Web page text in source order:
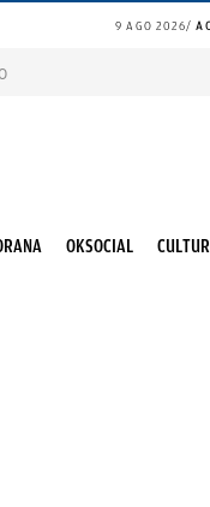
9 AGO 2026
gatos
OKSOCIAL